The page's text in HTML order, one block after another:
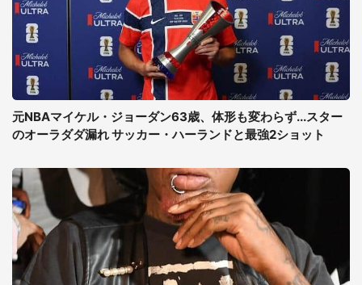
元NBAマイケル・ジョーダン63歳、体形も変わらず...スター
のオーラダダ漏れ サッカー・ハーランドと最強2ショット